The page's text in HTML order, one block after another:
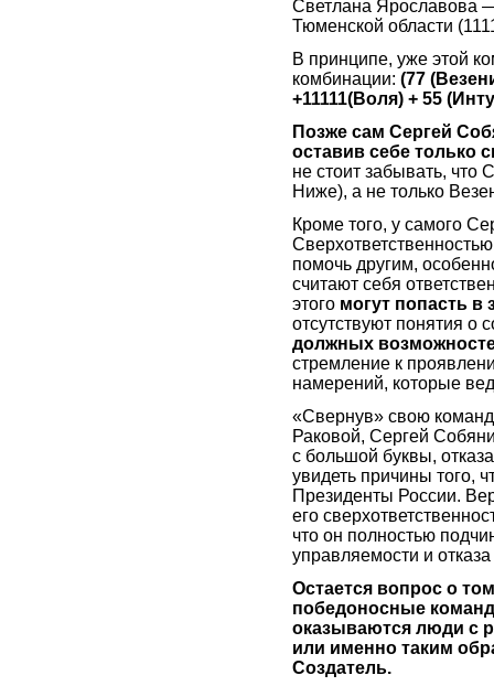
Светлана Ярославова
Тюменской области
В принципе, уже этой
комбинации: (77
+11111(Воля) + 55
Позже сам Сергей
оставив себе только
не стоит забывать, что
Ниже), а не только
Кроме того, у самого
помочь другим,
считают себя
этого могут попасть в
отсутствуют понятия о
должных
стремление к
намерений, которые
«Свернув» свою
Раковой, Сергей
с большой буквы,
увидеть причины того,
Президенты России.
его
что он полностью
управляемости и
Остается вопрос о
победоносные
оказываются люди с
или именно таким
Создатель.